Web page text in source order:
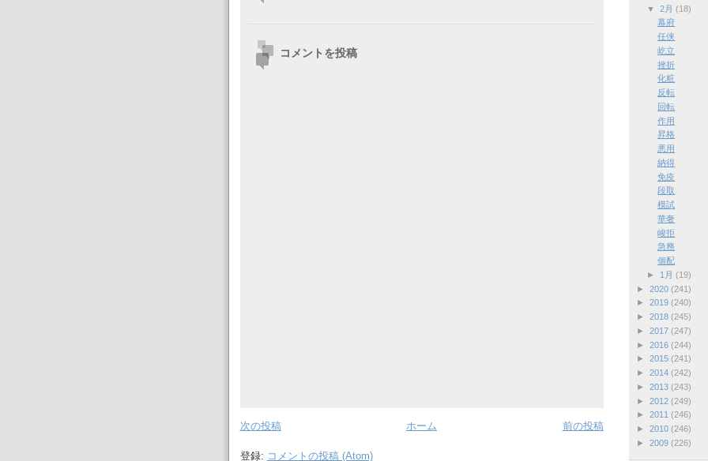
コメントを投稿
次の投稿 前の投稿
ホーム
登録: コメントの投稿 (Atom)
▼ 2月 (18)
幕府
任侠
屹立
挫折
化粧
反転
回転
作用
昇格
悪用
納得
免疫
段取
模試
華奢
峻拒
急務
個配
►
1月 (19)
► 2020 (241)
► 2019 (240)
► 2018 (245)
► 2017 (247)
► 2016 (244)
► 2015 (241)
► 2014 (242)
► 2013 (243)
► 2012 (249)
► 2011 (246)
► 2010 (246)
► 2009 (226)